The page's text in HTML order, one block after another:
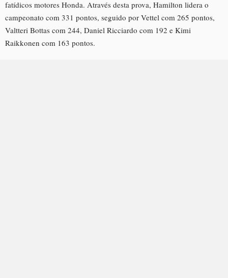
fatídicos motores Honda. Através desta prova, Hamilton lidera o
campeonato com 331 pontos, seguido por Vettel com 265 pontos,
Valtteri Bottas com 244, Daniel Ricciardo com 192 e Kimi
Raikkonen com 163 pontos.